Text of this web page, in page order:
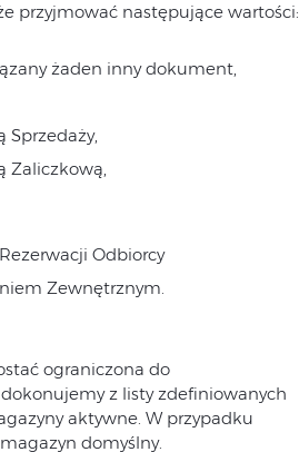
przyjmować następujące wartości:
żaden inny dokument,
Zaliczkową,
Odbiorcy
Zewnętrznym.
ograniczona do
z listy zdefiniowanych
aktywne. W przypadku
domyślny.